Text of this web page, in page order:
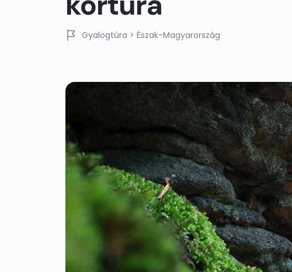
Gyalogtúra > Észak-Magyarország